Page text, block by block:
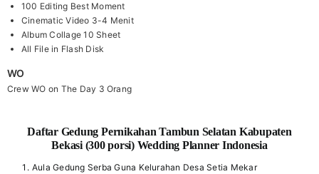
100 Editing Best Moment
Cinematic Video 3-4 Menit
Album Collage 10 Sheet
All File in Flash Disk
WO
Crew WO on The Day 3 Orang
Daftar Gedung Pernikahan Tambun Selatan Kabupaten
Bekasi (300 porsi) Wedding Planner Indonesia
Aula Gedung Serba Guna Kelurahan Desa Setia Mekar